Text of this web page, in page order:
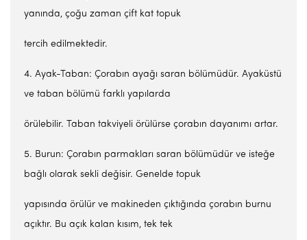
yanında, çoğu zaman çift kat topuk
tercih edilmektedir.
4. Ayak-Taban: Çorabın ayağı saran bölümüdür. Ayaküstü
ve taban bölümü farklı yapılarda
örülebilir. Taban takviyeli örülürse çorabın dayanımı artar.
5. Burun: Çorabın parmakları saran bölümüdür ve isteğe
bağlı olarak sekli değisir. Genelde topuk
yapısında örülür ve makineden çıktığında çorabın burnu
açıktır. Bu açık kalan kısım, tek tek